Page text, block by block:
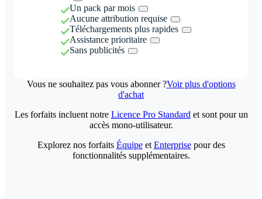
Un pack par mois
Aucune attribution requise
Téléchargements plus rapides
Assistance prioritaire
Sans publicités
Vous ne souhaitez pas vous abonner ?Voir plus d'options
d'achat
Les forfaits incluent notre Licence Pro Standard et sont pour un
accès mono-utilisateur.
Explorez nos forfaits Équipeet Enterprisepour des
fonctionnalités supplémentaires.